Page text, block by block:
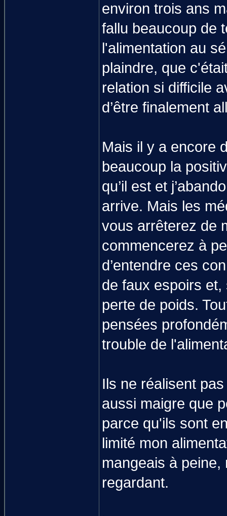
environ trois ans
fallu beaucoup de
l'alimentation au
plaindre, que
relation si difficile
d’être finalement
Mais il y a encore
beaucoup la
qu’il est et
arrive. Mais les
vous arrêterez de
commencerez à
d’entendre ces
de faux espoirs et,
perte de poids.
pensées
trouble de
Ils ne réalisent
aussi maigre que
parce qu'ils sont
limité mon
mangeais à
regardant.